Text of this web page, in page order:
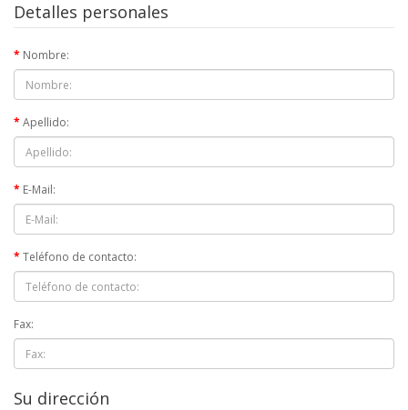
Detalles personales
Nombre:
Apellido:
E-Mail:
Teléfono de contacto:
Fax:
Su dirección